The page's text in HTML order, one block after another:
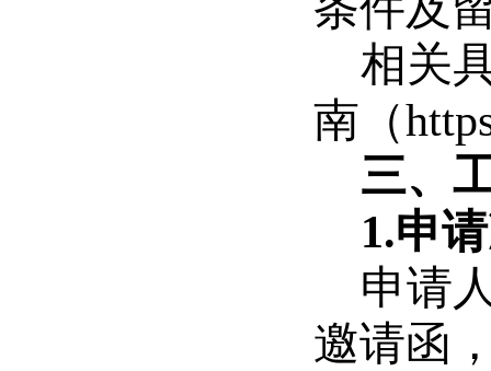
相关
南（
三、
1.申
申请
邀请函